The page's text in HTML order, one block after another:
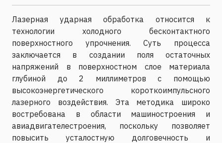
Лазерная ударная обработка относится к
технологии холодного бесконтактного
поверхностного упрочнения. Суть процесса
заключается в создании поля остаточных
напряжений в поверхностном слое материала
глубиной до 2 миллиметров с помощью
высокоэнергетического короткоимпульсного
лазерного воздействия. Эта методика широко
востребована в области машиностроения и
авиадвигателестроения, поскольку позволяет
повысить усталостную долговечность и